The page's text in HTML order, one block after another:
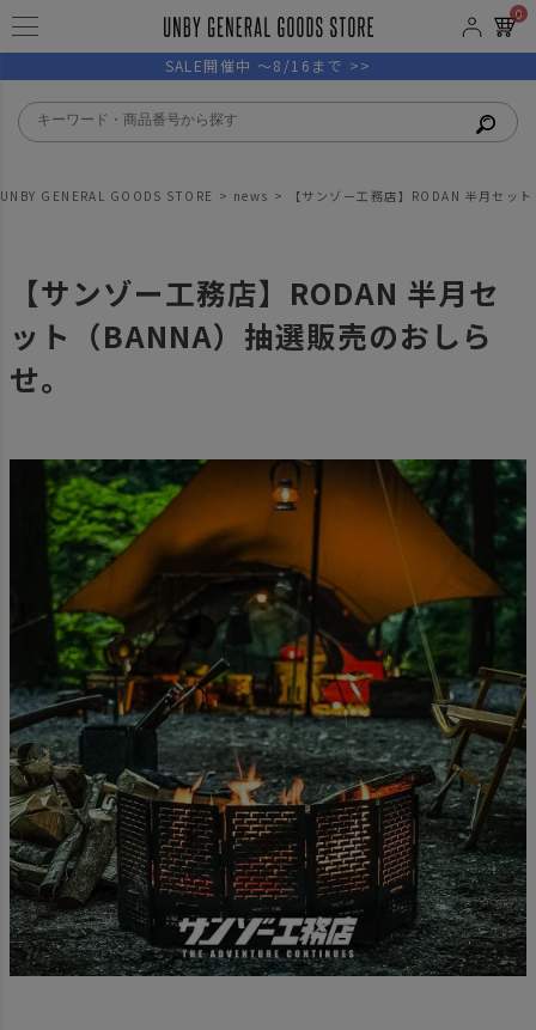
0
SALE開催中 ～8/16まで >>
UNBY GENERAL GOODS STORE news 【サンゾー工務店】RODAN 半月セッ
【サンゾー工務店】RODAN 半月セ
ット（BANNA）抽選販売のおしら
せ。